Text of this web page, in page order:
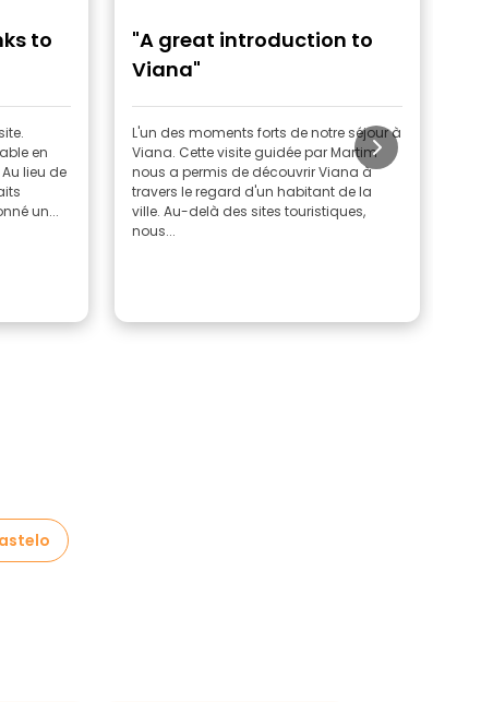
to
en
lieu de
un...
"A great introduction to
Viana"
L'un des moments forts de notre séjour à
Viana. Cette visite guidée par Martim
nous a permis de découvrir Viana à
travers le regard d'un habitant de la
ville. Au-delà des sites touristiques,
nous...